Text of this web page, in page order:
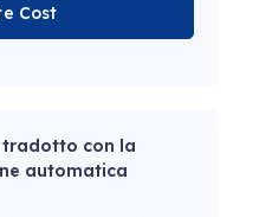
Cost
con la
automatica